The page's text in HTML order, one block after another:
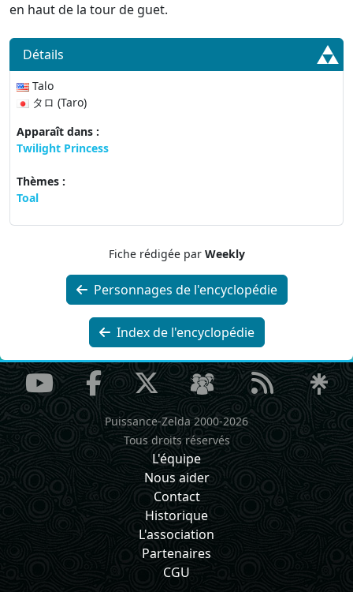
en haut de la tour de guet.
Détails
Talo
タロ (Taro)
Apparaît dans :
Twilight Princess
Thèmes :
Toal
Fiche rédigée par Weekly
Personnages de l'encyclopédie
Index de l'encyclopédie
Puissance-Zelda 2000-2026
Tous droits réservés
L'équipe
Nous aider
Contact
Historique
L'association
Partenaires
CGU